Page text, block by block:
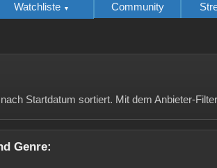
Watchliste Community
Startdatum sortiert. Mit dem Anbieter-
Genre: